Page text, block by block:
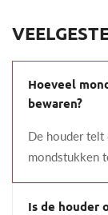
Hoeveel
bewaren?
De houder telt
mondstukken
Is de houder